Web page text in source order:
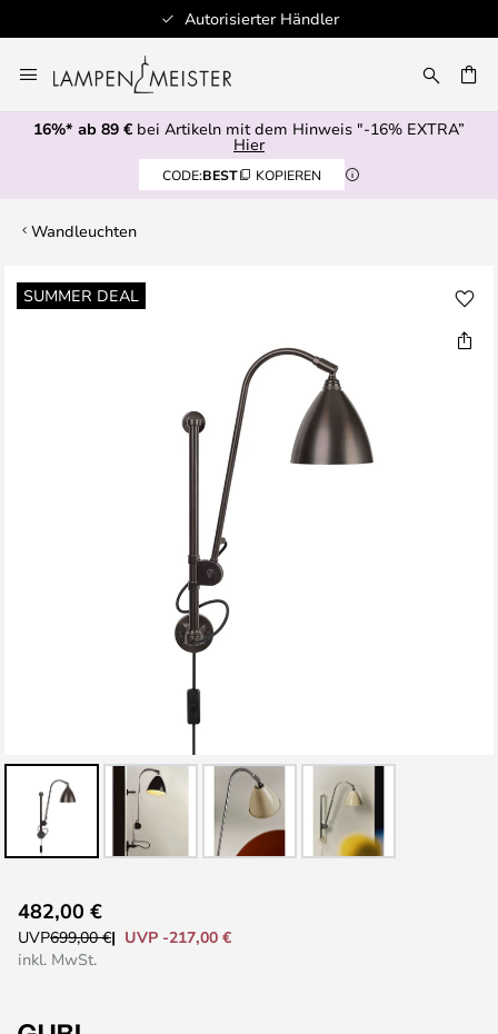
Autorisierter Händler
Inhalt
springen
16%* ab 89 € bei Artikeln mit dem Hinweis "-16% EXTRA”
Hier
CODE:BEST KOPIEREN
Wandleuchten
SUMMER DEAL
Zum
Ende
Anfang
der
482,00 €
UVP699,00 €
UVP -217,00 €
inkl. MwSt.